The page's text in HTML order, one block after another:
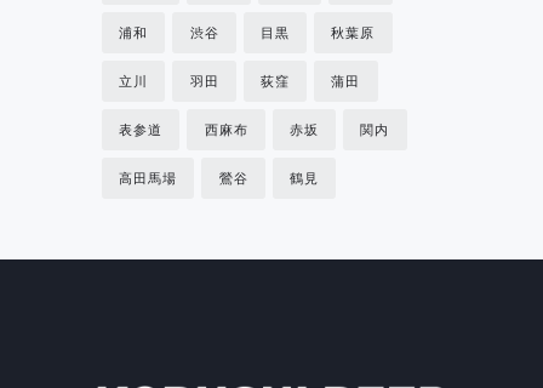
浦和 渋谷 目黒 秋葉原
立川 羽田 荻窪 蒲田
表参道 西麻布 赤坂 関内
高田馬場 鶯谷 鶴見